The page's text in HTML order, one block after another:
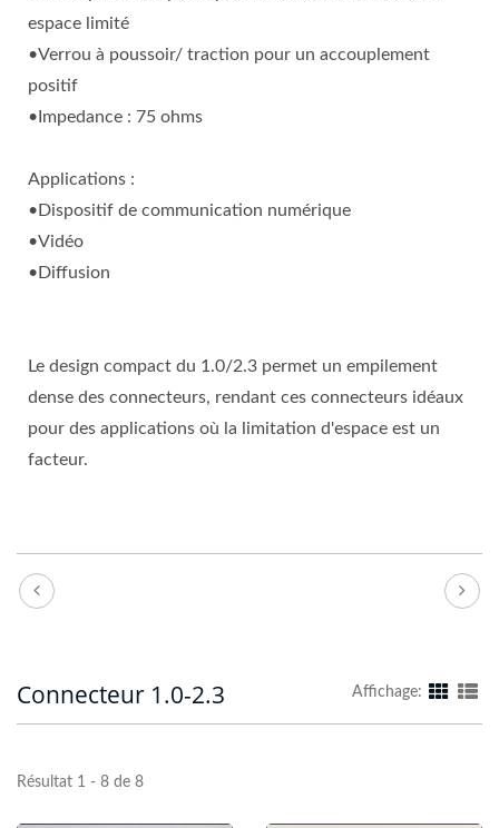
espace limité
•Verrou à poussoir/ traction pour un accouplement
positif
•Impedance : 75 ohms
Applications :
•Dispositif de communication numérique
•Vidéo
•Diffusion
Le design compact du 1.0/2.3 permet un empilement
dense des connecteurs, rendant ces connecteurs idéaux
pour des applications où la limitation d'espace est un
facteur.
Connecteur 1.0-2.3 Affichage:
Résultat 1 - 8 de 8